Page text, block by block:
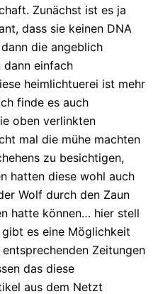
Zunächst ist es ja
dass sie keinen DNA
die angeblich
dann einfach
heimlichtuerei ist mehr
finde es auch
oben verlinkten
mal die mühe machten
zu besichtigen,
hatten diese wohl auch
Wolf durch den Zaun
hatte können… hier stell
es eine Möglichkeit
Zeitungen
das diese
aus dem Netzt